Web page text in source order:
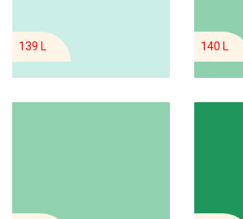
139 L 140 L